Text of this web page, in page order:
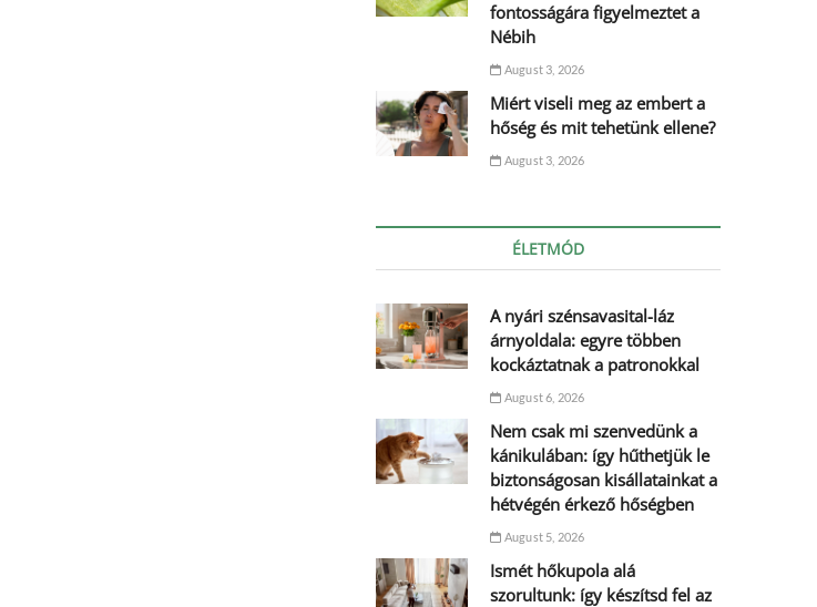
fontosságára figyelmeztet a
Nébih
August 3, 2026
Miért viseli meg az embert a
hőség és mit tehetünk ellene?
August 3, 2026
ÉLETMÓD
A nyári szénsavasital-láz
árnyoldala: egyre többen
kockáztatnak a patronokkal
August 6, 2026
Nem csak mi szenvedünk a
kánikulában: így hűthetjük le
biztonságosan kisállatainkat a
hétvégén érkező hőségben
August 5, 2026
Ismét hőkupola alá
szorultunk: így készítsd fel az